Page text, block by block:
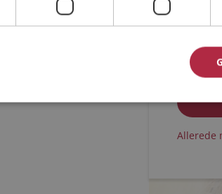
Jeg
Jeg
Allerede